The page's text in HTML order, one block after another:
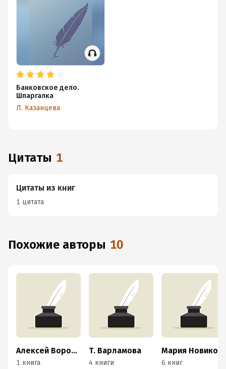
Банковское дело.
Шпаргалка
Л. Казанцева
Цитаты 1
Цитаты из книг
1 цитата
Похожие авторы 10
Алексей Воронин
1 книга
Т. Варламова
4 книги 6 книг